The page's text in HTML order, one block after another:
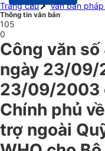
Trang chủ
Văn bản
Thông tin văn bản
105
0
Công văn
ngày 23/09/
23/09/2003
Chính phủ
trợ ngoài